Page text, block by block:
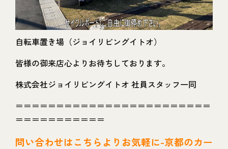
自転車置き場（ジョイリビングイトオ）
皆様の御来店心よりお待ちしております。
株式会社ジョイリビングイトオ 社員スタッフ一同
＝＝＝＝＝＝＝＝＝＝＝＝＝＝＝＝＝＝＝＝＝＝＝＝
＝＝＝＝＝＝＝＝＝＝＝
問い合わせはこちらよりお気軽に-京都のカー